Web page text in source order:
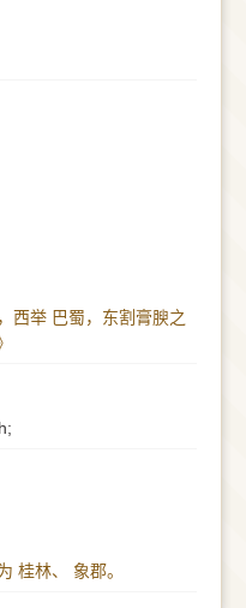
西举 巴蜀，东割膏腴之
桂林、 象郡。